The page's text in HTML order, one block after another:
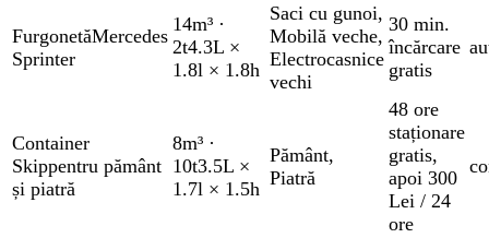
FurgonetăMercedes
Sprinter
14m³ ·
2t4.3L ×
1.8l × 1.8h
Saci cu gunoi,
Mobilă veche,
Electrocasnice
vechi
30 min.
încărcare
gratis
Container
Skippentru pământ
și piatră
8m³ ·
10t3.5L ×
1.7l × 1.5h
Pământ,
Piatră
48 ore
staționare
gratis,
apoi 300
Lei / 24
ore